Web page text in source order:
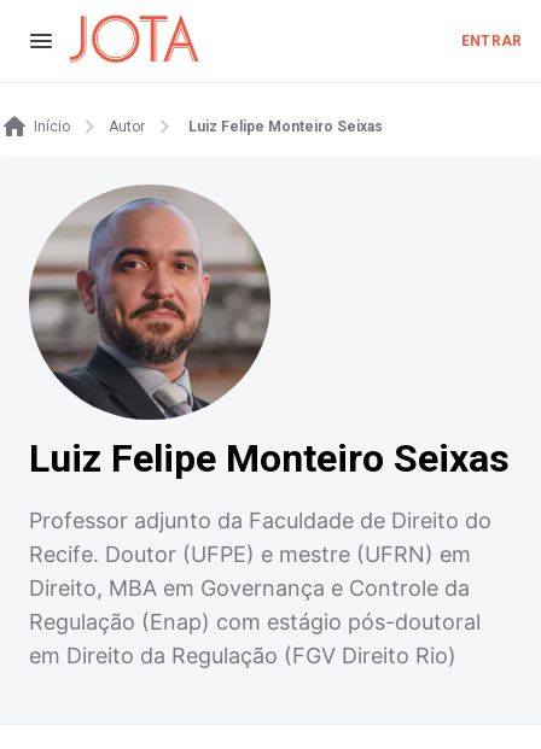
ENTRAR
Início Autor Luiz Felipe Monteiro Seixas
Luiz Felipe Monteiro Seixas
Professor adjunto da Faculdade de Direito do
Recife. Doutor (UFPE) e mestre (UFRN) em
Direito, MBA em Governança e Controle da
Regulação (Enap) com estágio pós-doutoral
em Direito da Regulação (FGV Direito Rio)